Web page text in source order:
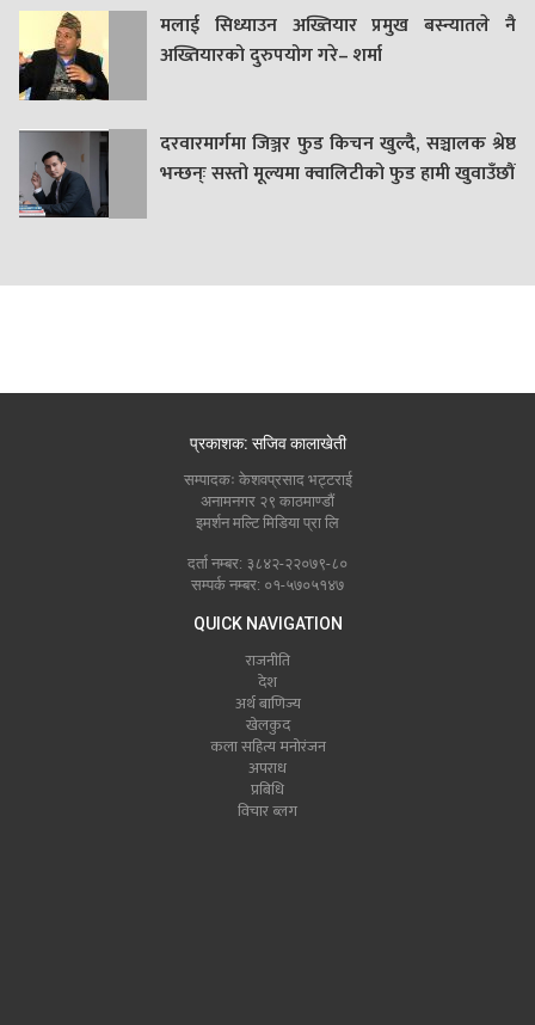
मलाई सिध्याउन अख्तियार प्रमुख बस्न्यातले नै
अख्तियारको दुरुपयोग गरे– शर्मा
दरवारमार्गमा जिञ्जर फुड किचन खुल्दै, सञ्चालक श्रेष्ठ
भन्छन्ः सस्तो मूल्यमा क्वालिटीको फुड हामी खुवाउँछौं
प्रकाशक: सजिव कालाखेती
सम्पादकः केशवप्रसाद भट्टराई
अनामनगर २९ काठमाण्डौं
इमर्शन मल्टि मिडिया प्रा लि
दर्ता नम्बर: ३८४२-२२०७९-८०
सम्पर्क नम्बर: ०१-५७०५१४७
QUICK NAVIGATION
राजनीति
देश
अर्थ बाणिज्य
खेलकुद
कला सहित्य मनोरंजन
अपराध
प्रबिधि
विचार ब्लग